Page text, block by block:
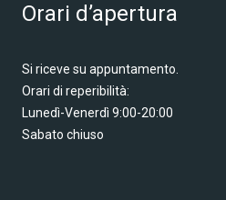
Orari d’apertura
Si riceve su appuntamento.
Orari di reperibilità:
Lunedì-Venerdì 9:00-20:00
Sabato chiuso